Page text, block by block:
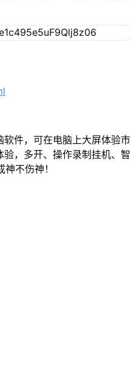
件，可在电脑上大屏体验市
，多开、操作录制挂机、智
不伤神！